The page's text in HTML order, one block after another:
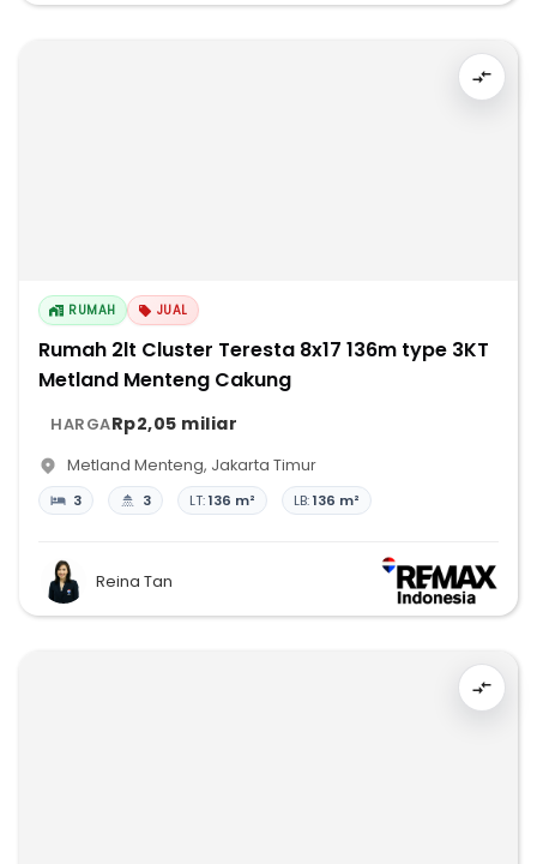
RUMAH JUAL
Rumah 2lt Cluster Teresta 8x17 136m type 3KT
Metland Menteng Cakung
HARGARp2,05 miliar
Metland Menteng, Jakarta Timur
3 3 LT:136 m² LB:136 m²
Reina Tan